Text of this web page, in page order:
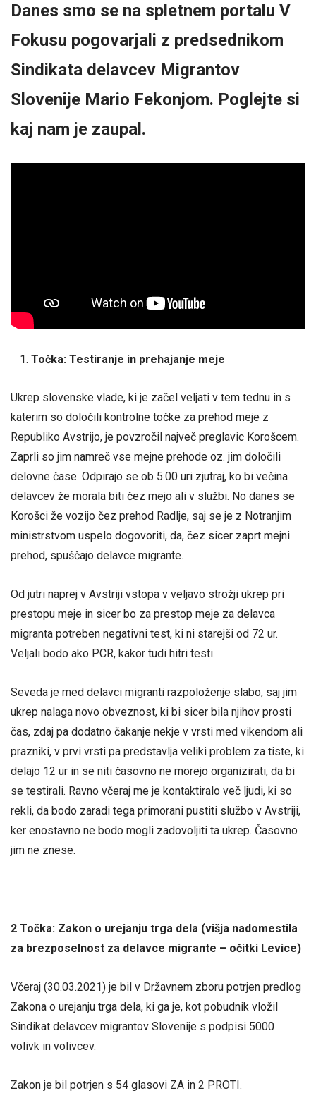
Danes smo se na spletnem portalu V
Fokusu pogovarjali z predsednikom
Sindikata delavcev Migrantov
Slovenije Mario Fekonjom. Poglejte si
kaj nam je zaupal.
Točka: Testiranje in prehajanje meje
Ukrep slovenske vlade, ki je začel veljati v tem tednu in s
katerim so določili kontrolne točke za prehod meje z
Republiko Avstrijo, je povzročil največ preglavic Korošcem.
Zaprli so jim namreč vse mejne prehode oz. jim določili
delovne čase. Odpirajo se ob 5.00 uri zjutraj, ko bi večina
delavcev že morala biti čez mejo ali v službi. No danes se
Korošci že vozijo čez prehod Radlje, saj se je z Notranjim
ministrstvom uspelo dogovoriti, da, čez sicer zaprt mejni
prehod, spuščajo delavce migrante.
Od jutri naprej v Avstriji vstopa v veljavo strožji ukrep pri
prestopu meje in sicer bo za prestop meje za delavca
migranta potreben negativni test, ki ni starejši od 72 ur.
Veljali bodo ako PCR, kakor tudi hitri testi.
Seveda je med delavci migranti razpoloženje slabo, saj jim
ukrep nalaga novo obveznost, ki bi sicer bila njihov prosti
čas, zdaj pa dodatno čakanje nekje v vrsti med vikendom ali
prazniki, v prvi vrsti pa predstavlja veliki problem za tiste, ki
delajo 12 ur in se niti časovno ne morejo organizirati, da bi
se testirali. Ravno včeraj me je kontaktiralo več ljudi, ki so
rekli, da bodo zaradi tega primorani pustiti službo v Avstriji,
ker enostavno ne bodo mogli zadovoljiti ta ukrep. Časovno
jim ne znese.
2 Točka: Zakon o urejanju trga dela (višja nadomestila
za brezposelnost za delavce migrante – očitki Levice)
Včeraj (30.03.2021) je bil v Državnem zboru potrjen predlog
Zakona o urejanju trga dela, ki ga je, kot pobudnik vložil
Sindikat delavcev migrantov Slovenije s podpisi 5000
volivk in volivcev.
Zakon je bil potrjen s 54 glasovi ZA in 2 PROTI.